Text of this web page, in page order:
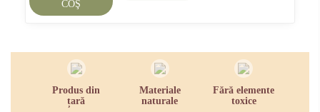
COŞ
Produs din
țară
Materiale
naturale
Fără elemente
toxice